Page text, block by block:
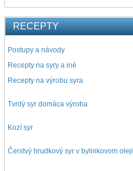
RECEPTY
Postupy a návody
Recepty na syry a iné
Recepty na výrobu syra
Tvrdý syr domáca výroba
Kozí syr
Čerstvý hrudkový syr v bylinkovom oleji